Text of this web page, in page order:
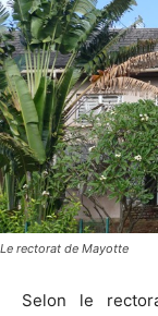
Le rectorat de Mayotte
Selon le